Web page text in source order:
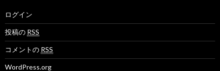
ログイン
投稿の RSS
コメントの RSS
WordPress.org